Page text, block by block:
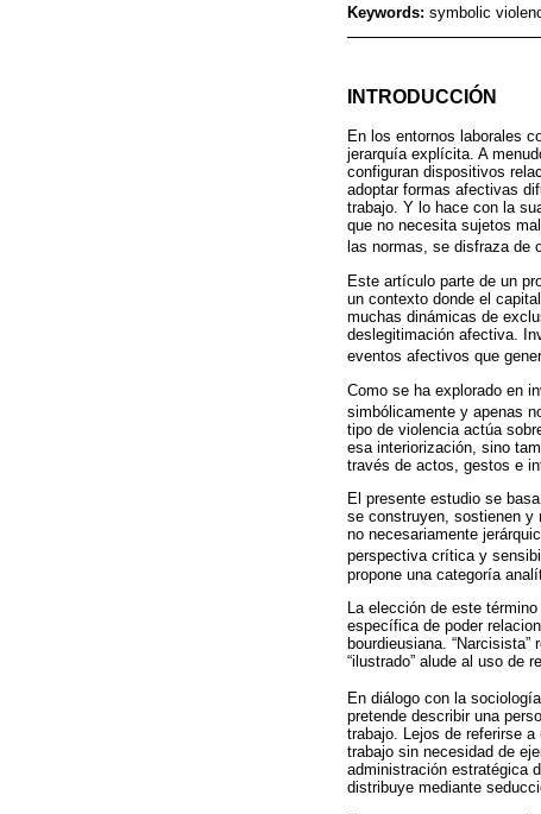
Keywords: symbolic
INTRODUCCIÓN
En los entornos laborales
jerarquía explícita. A
configuran dispositivos
adoptar formas afectivas
trabajo. Y lo hace con la
que no necesita sujetos
las normas, se disfraza de
Este artículo parte de un
un contexto donde el
muchas dinámicas de
deslegitimación afectiva.
eventos afectivos que
Como se ha explorado en
simbólicamente y apenas
tipo de violencia actúa
esa interiorización, sino
través de actos, gestos e
El presente estudio se
se construyen, sostienen y
no necesariamente
perspectiva crítica y
propone una categoría
La elección de este
específica de poder
bourdieusiana.
“ilustrado” alude al uso de
En diálogo con la
pretende describir una
trabajo. Lejos de referirse
trabajo sin necesidad de
administración estratégica
distribuye mediante